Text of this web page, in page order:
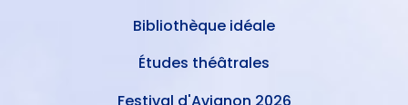
Bibliothèque idéale
Études théâtrales
Festival d'Avignon 2026